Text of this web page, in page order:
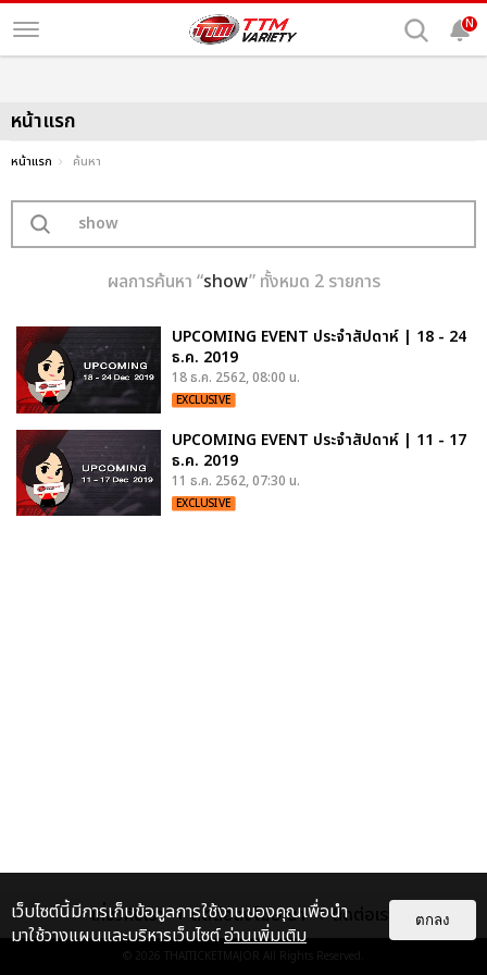
N
หน้าแรก
หน้าแรก ค้นหา
ผลการค้นหา “show” ทั้งหมด 2 รายการ
UPCOMING EVENT ประจำสัปดาห์ | 18 - 24
ธ.ค. 2019
18 ธ.ค. 2562, 08:00 น.
EXCLUSIVE
UPCOMING EVENT ประจำสัปดาห์ | 11 - 17
ธ.ค. 2019
11 ธ.ค. 2562, 07:30 น.
EXCLUSIVE
เกี่ยวกับเรา ติดต่อลงโฆษณา ติดต่อเรา
© 2026 THAITICKETMAJOR All Rights Reserved.
เว็บไซต์นี้มีการเก็บข้อมูลการใช้งานของคุณเพื่อนำ
มาใช้วางแผนและบริหารเว็บไซต์อ่านเพิ่มเติม
ตกลง